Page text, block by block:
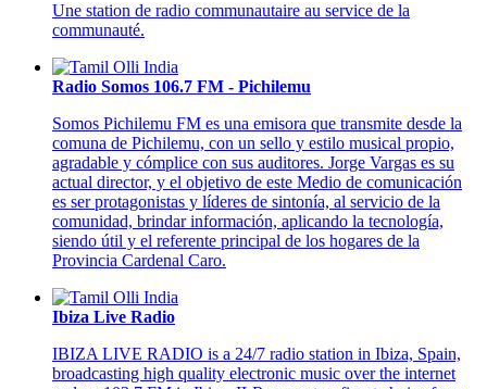
Une station de radio communautaire au service de la
communauté.
Radio Somos 106.7 FM - Pichilemu
Somos Pichilemu FM es una emisora que transmite desde la
comuna de Pichilemu, con un sello y estilo musical propio,
agradable y cómplice con sus auditores. Jorge Vargas es su
actual director, y el objetivo de este Medio de comunicación
es ser protagonistas y líderes de sintonía, al servicio de la
comunidad, brindar información, aplicando la tecnología,
siendo útil y el referente principal de los hogares de la
Provincia Cardenal Caro.
Ibiza Live Radio
IBIZA LIVE RADIO is a 24/7 radio station in Ibiza, Spain,
broadcasting high quality electronic music over the internet